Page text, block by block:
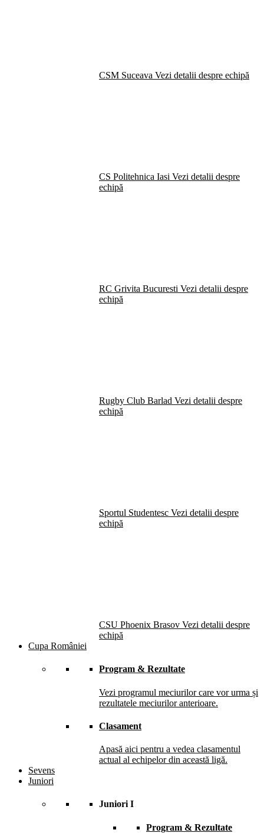
CSM Suceava Vezi detalii despre echipă
CS Politehnica Iasi Vezi detalii despre
echipă
RC Grivita Bucuresti Vezi detalii despre
echipă
Rugby Club Barlad Vezi detalii despre
echipă
Sportul Studentesc Vezi detalii despre
echipă
CSU Phoenix Brasov Vezi detalii despre
echipă
Cupa României
Program & Rezultate
Vezi programul meciurilor care vor urma și
rezultatele meciurilor anterioare.
Clasament
Apasă aici pentru a vedea clasamentul
actual al echipelor din această ligă.
Sevens
Juniori
Juniori I
Program & Rezultate